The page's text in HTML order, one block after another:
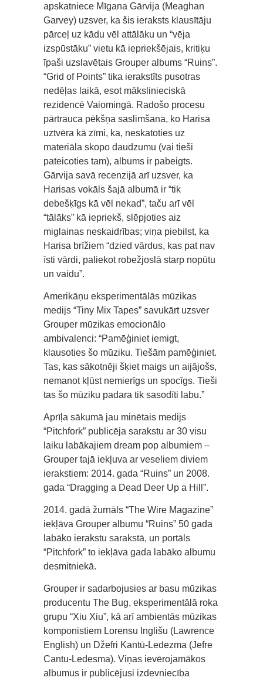
apskatniece Mīgana Gārvija (Meaghan
Garvey) uzsver, ka šis ieraksts klausītāju
pārceļ uz kādu vēl attālāku un “vēja
izspūstāku” vietu kā iepriekšējais, kritiķu
īpaši uzslavētais Grouper albums “Ruins”.
“Grid of Points” tika ierakstīts pusotras
nedēļas laikā, esot mākslinieciskā
rezidencē Vaiomingā. Radošo procesu
pārtrauca pēkšņa saslimšana, ko Harisa
uztvēra kā zīmi, ka, neskatoties uz
materiāla skopo daudzumu (vai tieši
pateicoties tam), albums ir pabeigts.
Gārvija savā recenzijā arī uzsver, ka
Harisas vokāls šajā albumā ir “tik
debešķīgs kā vēl nekad”, taču arī vēl
“tālāks” kā iepriekš, slēpjoties aiz
miglainas neskaidrības; viņa piebilst, ka
Harisa brīžiem “dzied vārdus, kas pat nav
īsti vārdi, paliekot robežjoslā starp nopūtu
un vaidu”.
Amerikāņu eksperimentālās mūzikas
medijs “Tiny Mix Tapes” savukārt uzsver
Grouper mūzikas emocionālo
ambivalenci: “Pamēģiniet iemigt,
klausoties šo mūziku. Tiešām pamēģiniet.
Tas, kas sākotnēji šķiet maigs un aijājošs,
nemanot kļūst nemierīgs un spocīgs. Tieši
tas šo mūziku padara tik sasodīti labu.”
Aprīļa sākumā jau minētais medijs
“Pitchfork” publicēja sarakstu ar 30 visu
laiku labākajiem dream pop albumiem –
Grouper tajā iekļuva ar veseliem diviem
ierakstiem: 2014. gada “Ruins” un 2008.
gada “Dragging a Dead Deer Up a Hill”.
2014. gadā žurnāls “The Wire Magazine”
iekļāva Grouper albumu “Ruins” 50 gada
labāko ierakstu sarakstā, un portāls
“Pitchfork” to iekļāva gada labāko albumu
desmitniekā.
Grouper ir sadarbojusies ar basu mūzikas
producentu The Bug, eksperimentālā roka
grupu “Xiu Xiu”, kā arī ambientās mūzikas
komponistiem Lorensu Inglišu (Lawrence
English) un Džefri Kantū-Ledezma (Jefre
Cantu-Ledesma). Viņas ievērojamākos
albumus ir publicējusi izdevniecība